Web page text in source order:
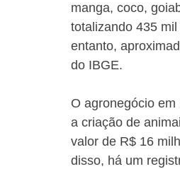
manga, coco,
totalizando 435
entanto,
do IBGE.
O agronegócio
a criação de
valor de R$ 16
disso, há um